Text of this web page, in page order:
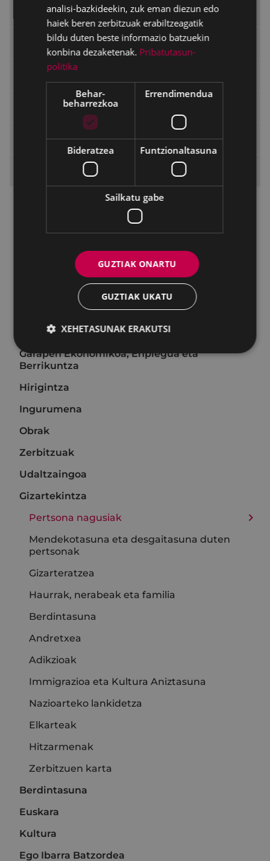
Udal Araudia
Araudia tramitatze bidean
Udalaren erabakiak
Aurrekontuak
Identitate Korporatiboa
Udal sailak eta zerbitzuak
Udal Artxiboa
Giza Baliabideak
Antolaketa eta Eraldaketa Digitala
Ekonomia arloa
Garapen Ekonomikoa, Enplegua eta
Berrikuntza
Hirigintza
Ingurumena
Obrak
Zerbitzuak
Udaltzaingoa
Gizartekintza
Pertsona nagusiak
Mendekotasuna eta desgaitasuna duten
pertsonak
Gizarteratzea
Haurrak, nerabeak eta familia
Berdintasuna
Andretxea
Adikzioak
Immigrazioa eta Kultura Aniztasuna
Nazioarteko lankidetza
Elkarteak
Hitzarmenak
Zerbitzuen karta
Berdintasuna
Euskara
Kultura
Ego Ibarra Batzordea
analisi-bazkideekin, zuk eman diezun edo
haiek beren zerbitzuak erabiltzeagatik
bildu duten beste informazio batzuekin
konbina dezaketenak. Pribatutasun-
politika
Behar-
beharrezkoa
Errendimendua
Bideratzea Funtzionaltasuna
Sailkatu gabe
GUZTIAK ONARTU
GUZTIAK UKATU
XEHETASUNAK ERAKUTSI